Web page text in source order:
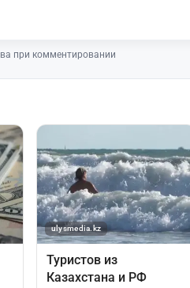
при комментировании